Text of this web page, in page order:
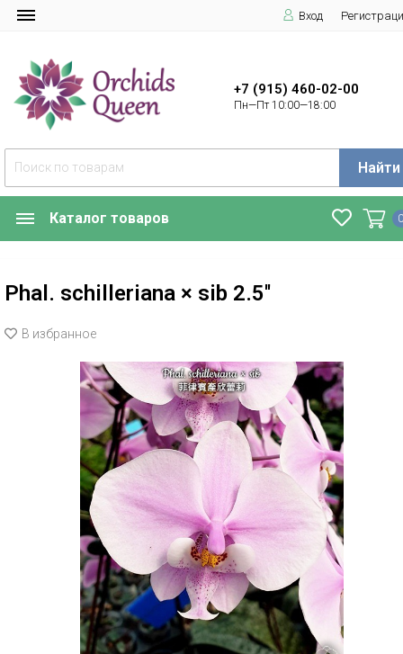
Вход
+7 (915) 460-02-00
Пн—Пт 10:00—18:00
Найти
Каталог товаров
Phal. schilleriana × sib 2.5''
В избранное